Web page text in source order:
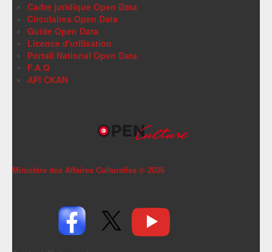
Cadre juridique Open Data
Circulaires Open Data
Guide Open Data
Licence d'utilisation
Portail National Open Data
F.A.Q
API CKAN
Ministère des Affaires Culturelles © 2026